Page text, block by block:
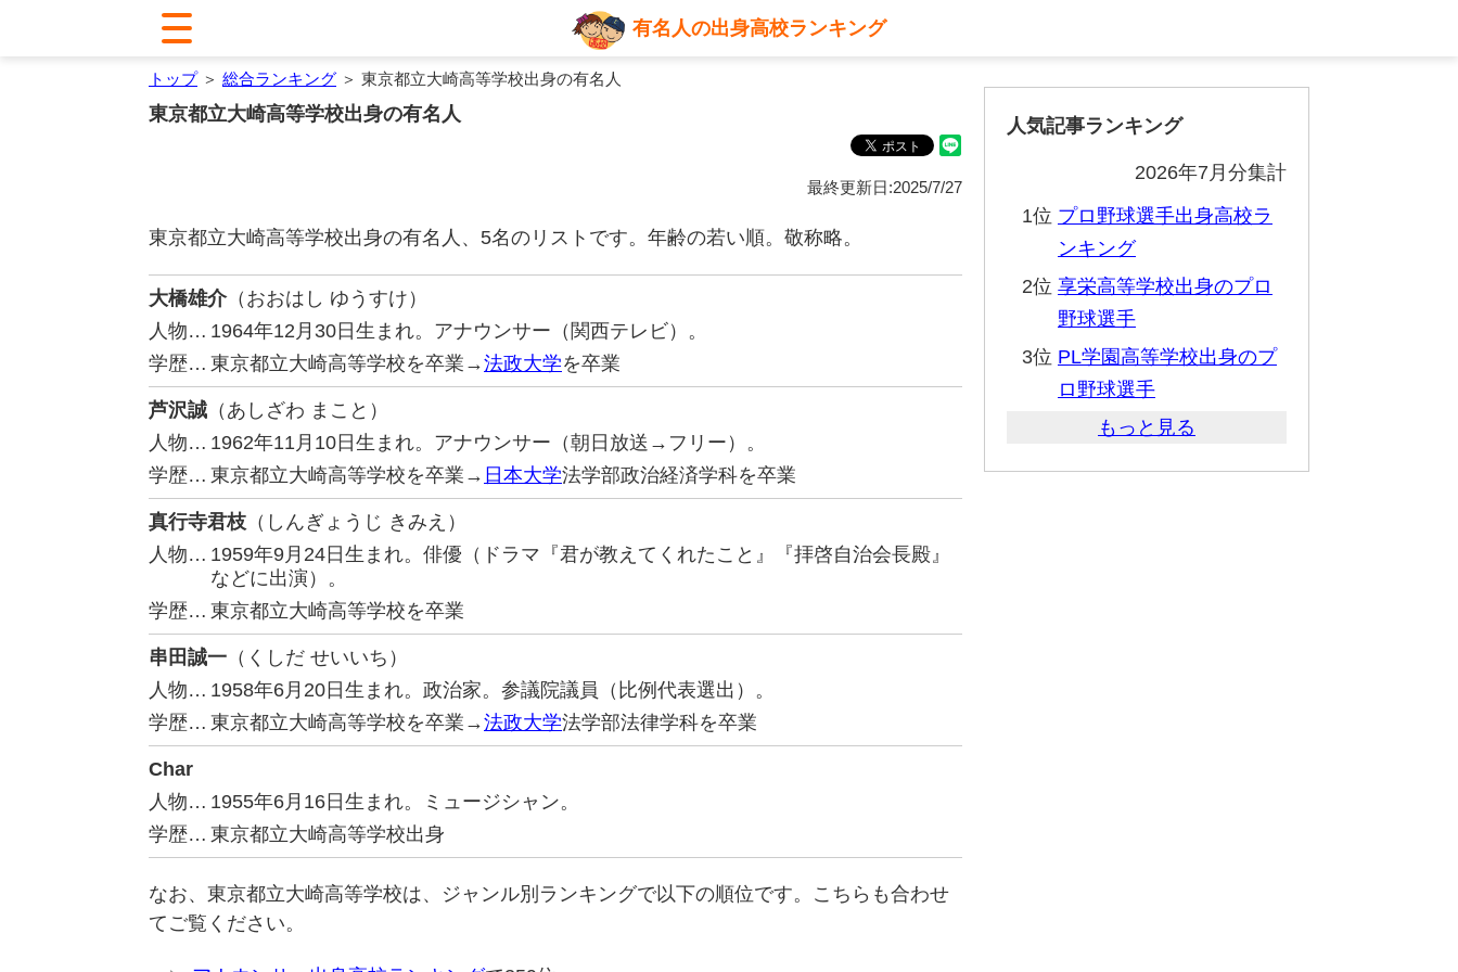
有名人の出身高校ランキング
トップ＞ 総合ランキング ＞ 東京都立大崎高等学校出身の有名人
東京都立大崎高等学校出身の有名人
最終更新日:2025/7/27
東京都立大崎高等学校出身の有名人、5名のリストです。年齢の若い順。敬称略。
大橋雄介（おおはし ゆうすけ）
人物… 1964年12月30日生まれ。アナウンサー（関西テレビ）。
学歴… 東京都立大崎高等学校を卒業→法政大学を卒業
芦沢誠 （あしざわ まこと）
人物… 1962年11月10日生まれ。アナウンサー（朝日放送→フリー）。
学歴… 東京都立大崎高等学校を卒業→ 日本大学法学部政治経済学科を卒業
真行寺君枝 （しんぎょうじ きみえ）
人物… 1959年9月24日生まれ。俳優（ドラマ『君が教えてくれたこと』『拝啓自治会長殿』
などに出演）。
学歴… 東京都立大崎高等学校を卒業
串田誠一 （くしだ せいいち）
人物… 1958年6月20日生まれ。政治家。参議院議員（比例代表選出）。
学歴… 東京都立大崎高等学校を卒業→法政大学法学部法律学科を卒業
Char
人物… 1955年6月16日生まれ。ミュージシャン。
学歴… 東京都立大崎高等学校出身
なお、東京都立大崎高等学校は、ジャンル別ランキングで以下の順位です。こちらも合わせ
てご覧ください。
人気記事ランキング
2026年7月分集計
1位 プロ野球選手出身高校ラ
ンキング
2位 享栄高等学校出身のプロ
野球選手
3位 PL学園高等学校出身のプ
ロ野球選手
もっと見る